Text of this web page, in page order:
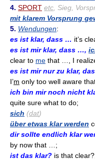
4. SPORT etc , Sieg,
mit klarem Vorsprung
5. Wendungen:
es ist klar, dass … it’s
es ist mir klar, dass …,
clear to me that …, I
es ist mir nur zu klar,
I’m only too well aware
ich bin mir noch nicht
quite sure what to do;
sich (dat)
über etwas klar werden
dir sollte endlich klar
by now that …;
ist das klar? is that